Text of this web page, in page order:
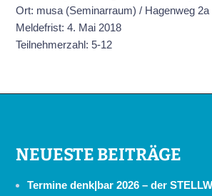
Ort: musa (Seminarraum) / Hagenweg 2a
Meldefrist: 4. Mai 2018
Teilnehmerzahl: 5-12
NEUESTE BEITRÄGE
Termine denk|bar 2026 – der